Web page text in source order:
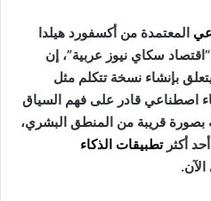
المعتمدة من أكسفورد هيلدا
سكاي نيوز عربية”، إن
بإنشاء نسخة تتكلم مثل
اصطناعي قادر على فهم السياق
قريبة من المنطق البشري،
أكثر تطبيقات الذكاء